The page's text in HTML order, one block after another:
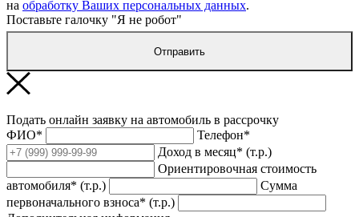
на обработку Ваших персональных данных.
Поставьте галочку "Я не робот"
Отправить
Подать онлайн заявку на автомобиль в рассрочку
ФИО*
Телефон*
Доход в месяц* (т.р.)
Ориентировочная стоимость
автомобиля* (т.р.)
Сумма
первоначального взноса* (т.р.)